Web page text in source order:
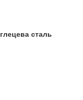
сталь